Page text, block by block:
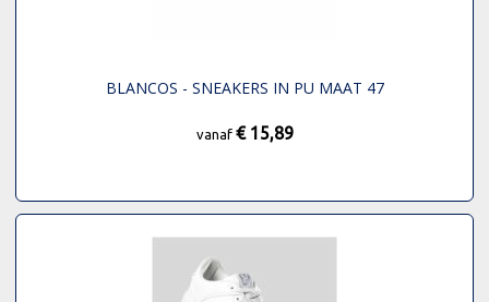
BLANCOS - SNEAKERS IN PU MAAT 47
vanaf € 15,89